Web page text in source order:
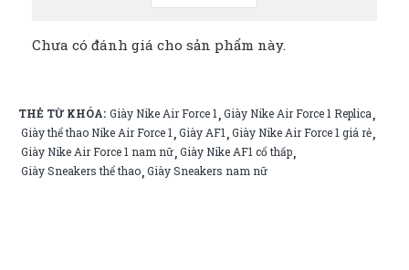
Chưa có đánh giá cho sản phẩm này.
THẺ TỪ KHÓA: Giày Nike Air Force 1,Giày Nike Air Force 1 Replica,
Giày thể thao Nike Air Force 1,Giày AF1,Giày Nike Air Force 1 giá rẻ,
Giày Nike Air Force 1 nam nữ,Giày Nike AF1 cổ thấp,
Giày Sneakers thể thao,Giày Sneakers nam nữ